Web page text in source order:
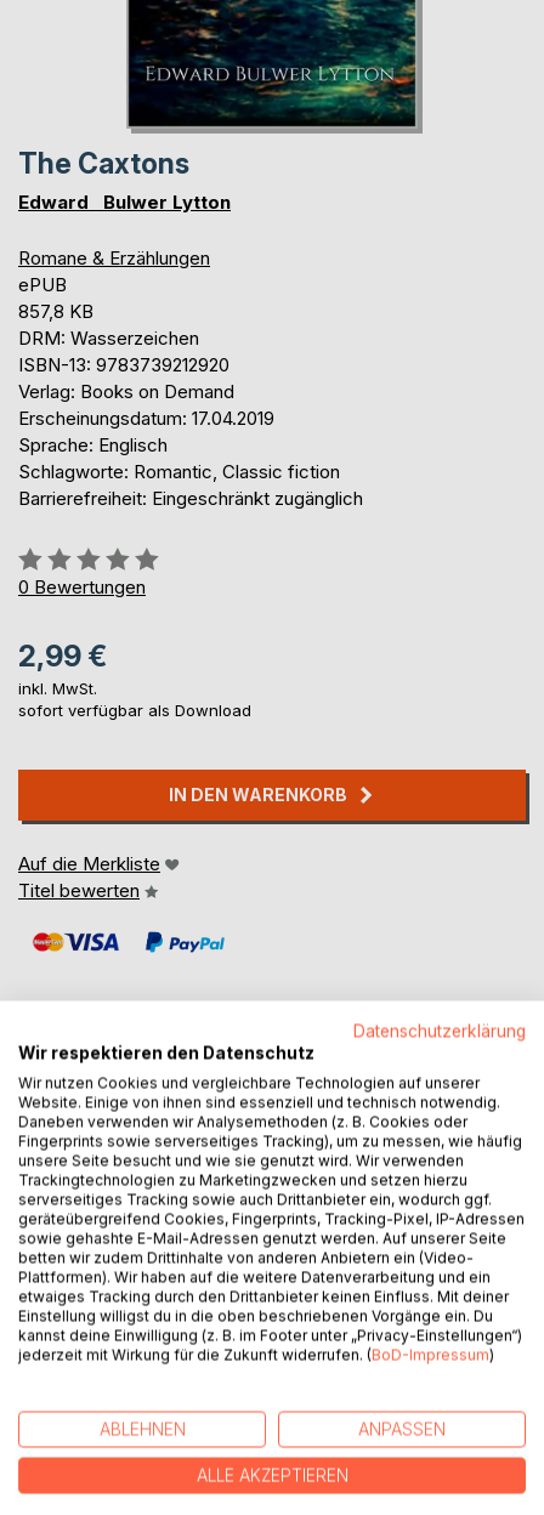
The Caxtons
Edward Bulwer Lytton
Romane & Erzählungen
ePUB
857,8 KB
DRM: Wasserzeichen
ISBN-13: 9783739212920
Verlag: Books on Demand
Erscheinungsdatum: 17.04.2019
Sprache: Englisch
Schlagworte: Romantic, Classic fiction
Barrierefreiheit: Eingeschränkt zugänglich
Bewertung::
0%
0 Bewertungen
2,99 €
inkl. MwSt.
sofort verfügbar als Download
IN DEN WARENKORB
Auf die Merkliste
Titel bewerten
BESCHREIBUNG
"Sir-sir, it is a boy!"
"A boy," said my father, looking up from his book, and
evidently much puzzled: "what is a boy?"
Now my father did not mean by that interrogatory to
challenge philosophical inquiry, nor to demand of the
honest but unenlightened woman who had just rushed into
his study, a solution of that mystery, physiological and
psychological, which has puzzled so many curious sages,
and lies still involved in the question, "What is man?" For as
man,-so he who would go to the depth of things, and know
scientifically what is a boy, must be able to ascertain "what
is a man." But for aught I know, my father may have been
Datenschutzerklärung
Wir respektieren den Datenschutz
Wir nutzen Cookies und vergleichbare Technologien auf unserer
Website. Einige von ihnen sind essenziell und technisch notwendig.
Daneben verwenden wir Analysemethoden (z. B. Cookies oder
Fingerprints sowie serverseitiges Tracking), um zu messen, wie häufig
unsere Seite besucht und wie sie genutzt wird. Wir verwenden
Trackingtechnologien zu Marketingzwecken und setzen hierzu
serverseitiges Tracking sowie auch Drittanbieter ein, wodurch ggf.
geräteübergreifend Cookies, Fingerprints, Tracking-Pixel, IP-Adressen
sowie gehashte E-Mail-Adressen genutzt werden. Auf unserer Seite
betten wir zudem Drittinhalte von anderen Anbietern ein (Video-
Plattformen). Wir haben auf die weitere Datenverarbeitung und ein
etwaiges Tracking durch den Drittanbieter keinen Einfluss. Mit deiner
Einstellung willigst du in die oben beschriebenen Vorgänge ein. Du
kannst deine Einwilligung (z. B. im Footer unter „Privacy-Einstellungen“)
jederzeit mit Wirkung für die Zukunft widerrufen. (BoD-Impressum)
ABLEHNEN ANPASSEN
ALLE AKZEPTIEREN